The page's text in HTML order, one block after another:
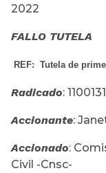
2022
FALLO TUTELA
REF: Tutela de
Radicado:
Accionante:
Accionado:
Civil -Cnsc-